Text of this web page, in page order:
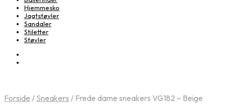
Hjemmesko
Jagtstøvler
Sandaler
Stiletter
Støvler
Forside / Sneakers / Frede dame sneakers VG182 – Beige